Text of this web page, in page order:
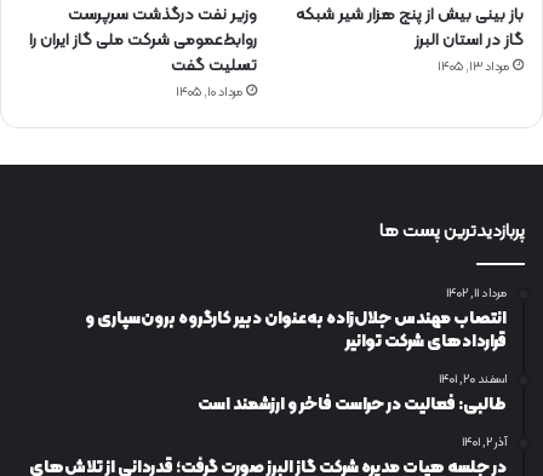
باز بینی بیش از پنج هزار شیر شبکه
گاز در استان البرز
مرداد ۱۳, ۱۴۰۵
وزیر نفت درگذشت سرپرست
روابط‌عمومی شرکت ملی گاز ایران را
تسلیت گفت
مرداد ۱۰, ۱۴۰۵
پربازدیدترین پست ها
مرداد ۱۱, ۱۴۰۲
انتصاب مهندس جلال‌زاده به‌عنوان دبیر كارگروه برون‌سپاری و
قراردادهای شركت توانیر
اسفند ۲۰, ۱۴۰۱
طالبی: فعالیت در حراست فاخر و ارزشمند است
آذر ۲, ۱۴۰۱
در جلسه هیات مدیره شرکت گاز البرز صورت گرفت؛ قدردانی از تلاش‌های